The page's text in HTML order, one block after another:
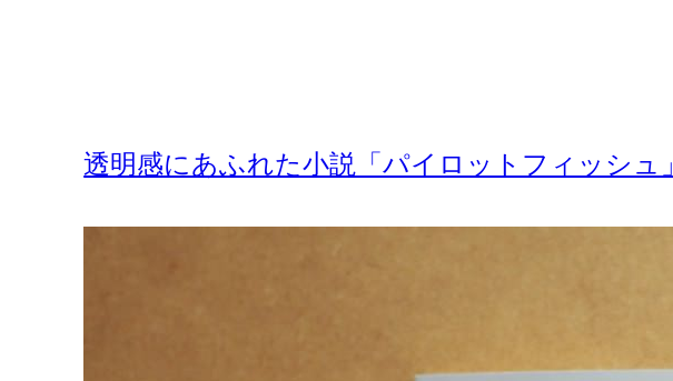
透明感にあふれた小説「パイロットフィッシュ」